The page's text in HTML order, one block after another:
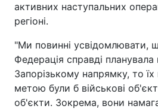
активних наступальних
регіоні.
"Ми повинні усвідомлювати,
Федерація справді планувала
Запорізькому напрямку, то
метою були б військові
об'єкти. Зокрема, вони